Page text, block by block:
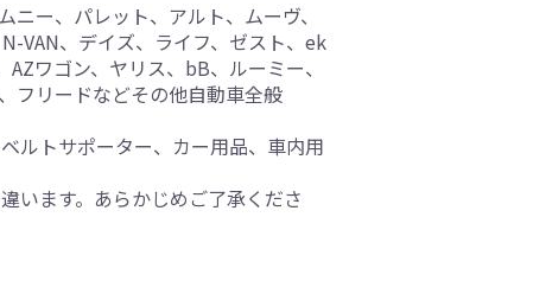
ー、パレット、アルト、ムーヴ、
VAN、デイズ、ライフ、ゼスト、ek
ワゴン、ヤリス、bB、ルーミー、
フリードなどその他自動車全般
ルトサポーター、カー用品、車内用
います。あらかじめご了承くださ